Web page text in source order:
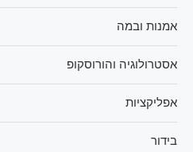
אמנות ובמה
אסטרולוגיה והורוסקופ
אפליקציות
בידור